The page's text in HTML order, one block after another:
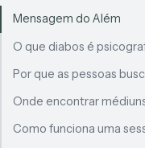
Mensagem do Além
O que diabos é
Por que as pessoas
Onde encontrar
Como funciona uma